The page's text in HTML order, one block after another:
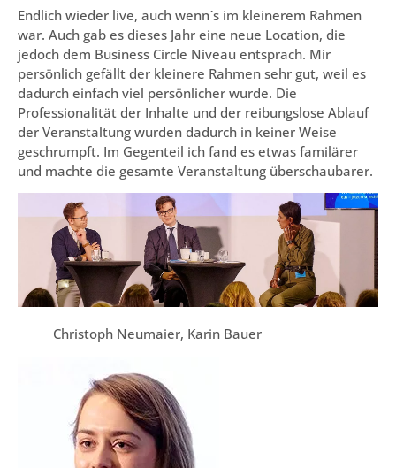
Endlich wieder live, auch wenn´s im kleinerem Rahmen
war. Auch gab es dieses Jahr eine neue Location, die
jedoch dem Business Circle Niveau entsprach. Mir
persönlich gefällt der kleinere Rahmen sehr gut, weil es
dadurch einfach viel persönlicher wurde. Die
Professionalität der Inhalte und der reibungslose Ablauf
der Veranstaltung wurden dadurch in keiner Weise
geschrumpft. Im Gegenteil ich fand es etwas familärer
und machte die gesamte Veranstaltung überschaubarer.
Christoph Neumaier, Karin Bauer